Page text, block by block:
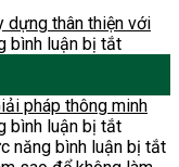
phòng
Giải
thiết
dựng thân thiện với
bình luận bị tắtở
gạch
tái
chế
pháp thông minh
bình luận bị tắtở
Sơn
năng bình luận bị tắtở